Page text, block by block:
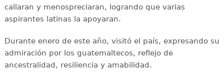
callaran y menospreciaran, logrando que varias
aspirantes latinas la apoyaran.
Durante enero de este año, visitó el país, expresando su
admiración por los guatemaltecos, reflejo de
ancestralidad, resiliencia y amabilidad.